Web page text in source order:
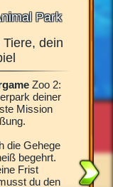
Park
dein
Zoo 2:
deiner
Mission
die Gehege
begehrt.
Frist
du den
Was